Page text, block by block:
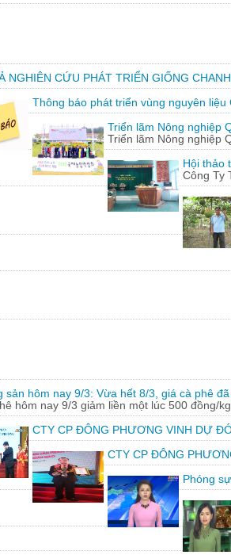
NGHIÊN CỨU PHÁT TRIỂN GIỐNG
Thông báo phát triển vùng nguyên liệu
Triển lãm Nông nghiệp
Triển lãm Nông nghiệp
Hội thảo
Công Ty
sản hôm nay 9/3: Vừa hết 8/3, giá cà phê
hôm nay 9/3 giảm liền một lúc 500 đồng/
CTY CP ĐÔNG PHƯƠNG VINH DỰ
CTY CP ĐÔNG
Phóng